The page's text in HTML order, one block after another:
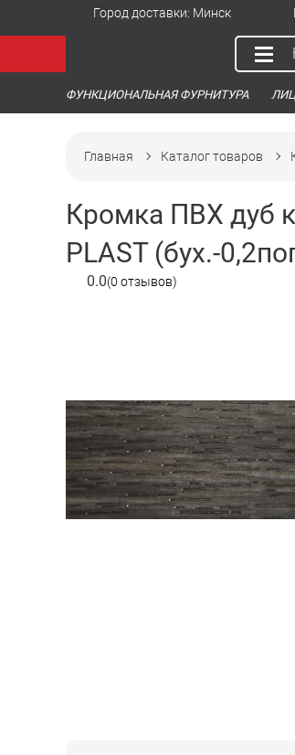
Город доставки: Минск
ФУНКЦИОНАЛЬНАЯ ФУРНИТУРА
Главная Каталог товаров
Кромка ПВХ дуб
PLAST (бух.-
0.0(0 отзывов)